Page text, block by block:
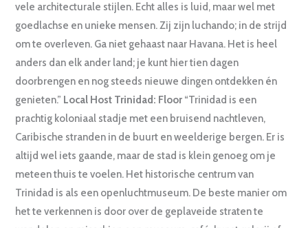
vele architecturale stijlen. Echt alles is luid, maar wel met
goedlachse en unieke mensen. Zij zijn luchando; in de strijd
om te overleven. Ga niet gehaast naar Havana. Het is heel
anders dan elk ander land; je kunt hier tien dagen
doorbrengen en nog steeds nieuwe dingen ontdekken én
genieten.” Local Host Trinidad: Floor “Trinidad is een
prachtig koloniaal stadje met een bruisend nachtleven,
Caribische stranden in de buurt en weelderige bergen. Er is
altijd wel iets gaande, maar de stad is klein genoeg om je
meteen thuis te voelen. Het historische centrum van
Trinidad is als een openluchtmuseum. De beste manier om
het te verkennen is door over de geplaveide straten te